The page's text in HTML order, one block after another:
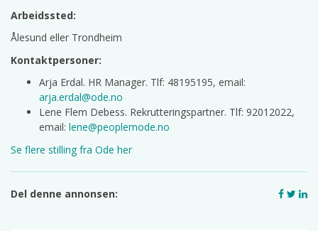
Arbeidssted:
Ålesund eller Trondheim
Kontaktpersoner:
Arja Erdal. HR Manager. Tlf: 48195195, email:
arja.erdal@ode.no
Lene Flem Debess. Rekrutteringspartner. Tlf: 92012022,
email: lene@peoplemode.no
Se flere stilling fra Ode her
Del denne annonsen: